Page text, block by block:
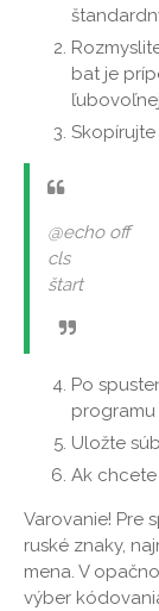
bat je
@echo off
cls
štart
Po
programu
Uložte
Ak chcete
Varovanie! Pre
ruské znaky,
mena. V
výber